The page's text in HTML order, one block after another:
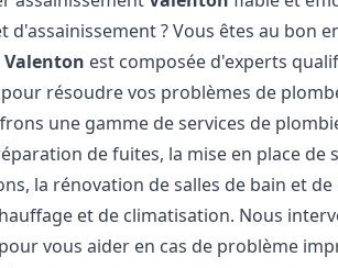
d'assainissement ? Vous êtes au bon
Valenton est composée d'experts
résoudre vos problèmes de
une gamme de services de
de fuites, la mise en place de
la rénovation de salles de bain et
et de climatisation. Nous
vous aider en cas de problème